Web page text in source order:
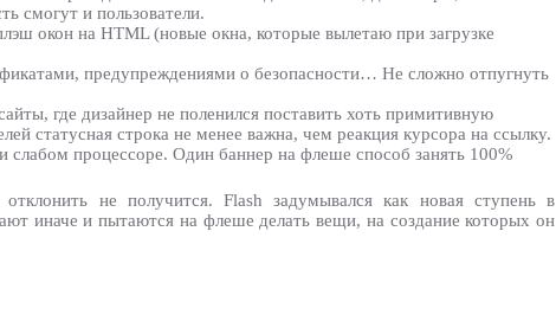
смогут и пользователи.
окон на HTML (новые окна, которые вылетаю при загрузке
предупреждениями о безопасности… Не сложно отпугнуть
где дизайнер не поленился поставить хоть примитивную
статусная строка не менее важна, чем реакция курсора на ссылку.
слабом процессоре. Один баннер на флеше способ занять 100%
не получится. Flash задумывался как новая ступень в
иначе и пытаются на флеше делать вещи, на создание которых он